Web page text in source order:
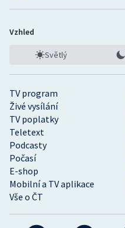
TV program
Živé vysílání
TV poplatky
Teletext
Podcasty
Počasí
E-shop
Mobilní a TV aplikace
Vše o ČT
Vzhled
Světlý